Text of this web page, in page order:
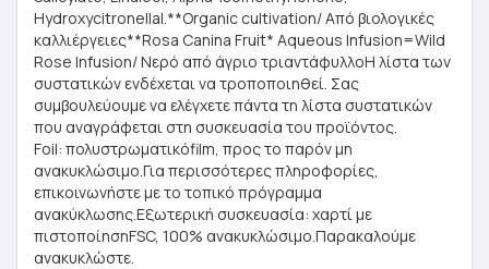
Hydroxycitronellal.**Organic cultivation/ Από βιολογικές
καλλιέργειες**Rosa Canina Fruit* Aqueous Infusion=Wild
Rose Infusion/ Νερό από άγριο τριαντάφυλλοΗ λίστα των
συστατικών ενδέχεται να τροποποιηθεί. Σας
συμβουλεύουμε να ελέγχετε πάντα τη λίστα συστατικών
που αναγράφεται στη συσκευασία του προϊόντος.
Foil: πολυστρωματικόfilm, προς το παρόν μη
ανακυκλώσιμο.Για περισσότερες πληροφορίες,
επικοινωνήστε με το τοπικό πρόγραμμα
ανακύκλωσης.Εξωτερική συσκευασία: χαρτί με
πιστοποίησηFSC, 100% ανακυκλώσιμο.Παρακαλούμε
ανακυκλώστε.